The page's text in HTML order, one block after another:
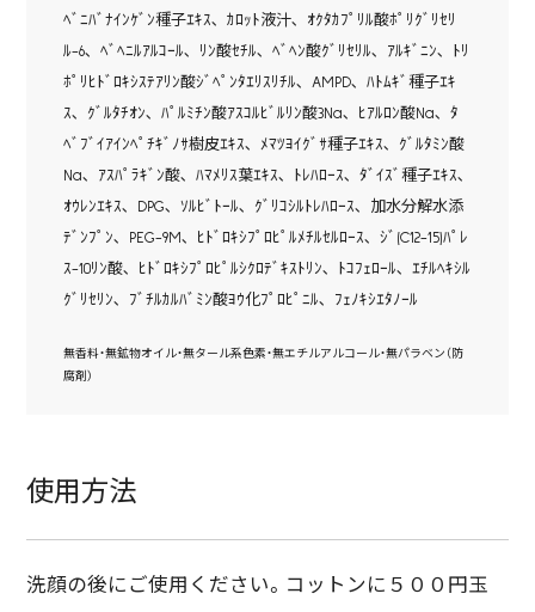
ﾍﾞﾆﾊﾞﾅｲﾝｹﾞﾝ種子ｴｷｽ､ ｶﾛｯﾄ液汁､ ｵｸﾀｶﾌﾟﾘﾙ酸ﾎﾟﾘｸﾞﾘｾﾘ
ﾙ-6､ ﾍﾞﾍﾆﾙｱﾙｺｰﾙ､ ﾘﾝ酸ｾﾁﾙ､ ﾍﾞﾍﾝ酸ｸﾞﾘｾﾘﾙ､ ｱﾙｷﾞﾆﾝ､ ﾄﾘ
ﾎﾟﾘﾋﾄﾞﾛｷｼｽﾃｱﾘﾝ酸ｼﾞﾍﾟﾝﾀｴﾘｽﾘﾁﾙ､ AMPD､ ﾊﾄﾑｷﾞ種子ｴｷ
ｽ､ ｸﾞﾙﾀﾁｵﾝ､ ﾊﾟﾙﾐﾁﾝ酸ｱｽｺﾙﾋﾞﾙﾘﾝ酸3Na､ ﾋｱﾙﾛﾝ酸Na､ ﾀ
ﾍﾞﾌﾞｲｱｲﾝﾍﾟﾁｷﾞﾉｻ樹皮ｴｷｽ､ ﾒﾏﾂﾖｲｸﾞｻ種子ｴｷｽ､ ｸﾞﾙﾀﾐﾝ酸
Na､ ｱｽﾊﾟﾗｷﾞﾝ酸､ ﾊﾏﾒﾘｽ葉ｴｷｽ､ ﾄﾚﾊﾛｰｽ､ ﾀﾞｲｽﾞ種子ｴｷｽ､
ｵｳﾚﾝｴｷｽ､ DPG､ ｿﾙﾋﾞﾄｰﾙ､ ｸﾞﾘｺｼﾙﾄﾚﾊﾛｰｽ､ 加水分解水添
ﾃﾞﾝﾌﾟﾝ､ PEG-9M､ ﾋﾄﾞﾛｷｼﾌﾟﾛﾋﾟﾙﾒﾁﾙｾﾙﾛｰｽ､ ｼﾞ(C12-15)ﾊﾟﾚ
ｽ-10ﾘﾝ酸､ ﾋﾄﾞﾛｷｼﾌﾟﾛﾋﾟﾙｼｸﾛﾃﾞｷｽﾄﾘﾝ､ ﾄｺﾌｪﾛｰﾙ､ ｴﾁﾙﾍｷｼﾙ
ｸﾞﾘｾﾘﾝ､ ﾌﾞﾁﾙｶﾙﾊﾞﾐﾝ酸ﾖｳ化ﾌﾟﾛﾋﾟﾆﾙ､ ﾌｪﾉｷｼｴﾀﾉｰﾙ
無香料・無鉱物オイル・無タール系色素・無エチルアルコール・無パラベン（防
腐剤）
使用方法
洗顔の後にご使用ください。コットンに５００円玉